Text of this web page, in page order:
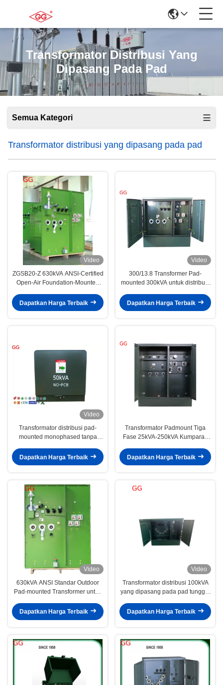
Transformator Distribusi Yang
Dipasang Pada Pad
Semua Kategori
Transformator distribusi yang dipasang pada pad
Video
ZGSB20-Z 630kVA ANSI-Certified
Open-Air Foundation-Mounted
jaringan listrik
Dapatkan Harga Terbaik
Video
300/13.8 Transformer Pad-
mounted 300kVA untuk distribusi
Dapatkan Harga Terbaik
Video
Transformator distribusi pad-
mounted monophased tanpa
Dapatkan Harga Terbaik
Transformator Padmount Tiga
Fase 25kVA-250kVA Kumparan
Dapatkan Harga Terbaik
Video
630kVA ANSI Standar Outdoor
Pad-mounted Transformer untuk
Dapatkan Harga Terbaik
Video
Transformator distribusi 100kVA
yang dipasang pada pad tunggal
distribusi listrik perkotaan
Dapatkan Harga Terbaik